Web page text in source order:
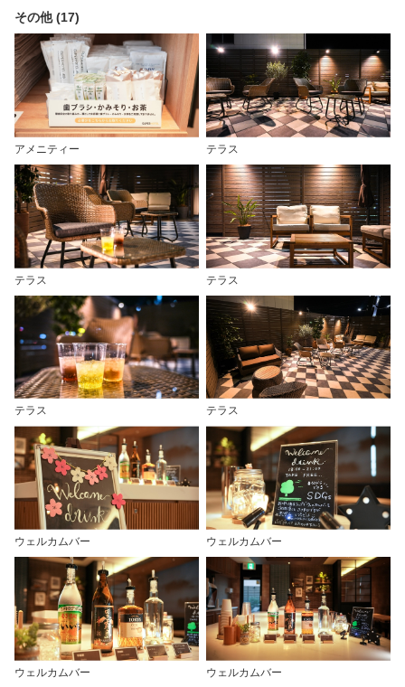
その他 (17)
アメニティー テラス
テラス テラス
テラス テラス
ウェルカムバー ウェルカムバー
ウェルカムバー ウェルカムバー